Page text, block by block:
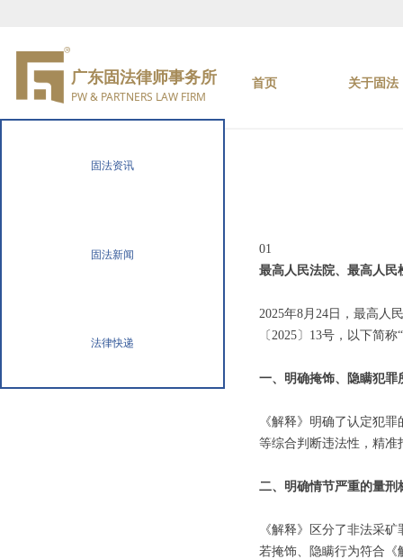
广东固法律师事务所
PW & PARTNERS LAW FIRM
首页 关于固法
01
最高人民法院、最高人民
2025年8月24日，最高人
〔2025〕13号，以下简
一、明确掩饰、隐瞒犯罪
《解释》明确了认定犯
等综合判断违法性，精准
二、明确情节严重的量刑
《解释》区分了非法采
若掩饰、隐瞒行为符合《
固法资讯
固法新闻
法律快递